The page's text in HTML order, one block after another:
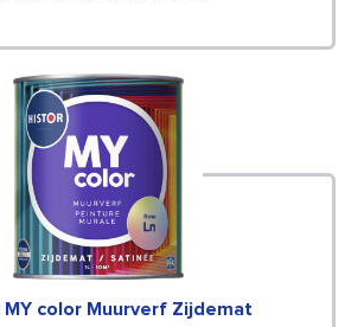
MY color Muurverf Zijdemat